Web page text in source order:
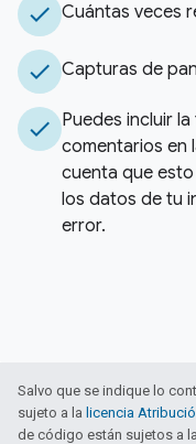
check Cuántas veces
check Capturas de
check Puedes incluir
comentarios en
cuenta que
los datos de tu
error.
Salvo que se indique lo
sujeto a la licencia
de código están sujetos a la